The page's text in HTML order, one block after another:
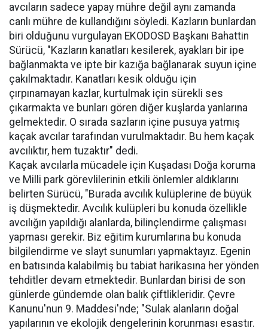
avcıların sadece yapay mühre değil aynı zamanda
canlı mühre de kullandığını söyledi. Kazların bunlardan
biri olduğunu vurgulayan EKODOSD Başkanı Bahattin
Sürücü, "Kazların kanatları kesilerek, ayakları bir ipe
bağlanmakta ve ipte bir kazığa bağlanarak suyun içine
çakılmaktadır. Kanatları kesik olduğu için
çırpınamayan kazlar, kurtulmak için sürekli ses
çıkarmakta ve bunları gören diğer kuşlarda yanlarına
gelmektedir. O sırada sazların içine pusuya yatmış
kaçak avcılar tarafından vurulmaktadır. Bu hem kaçak
avcılıktır, hem tuzaktır" dedi.
Kaçak avcılarla mücadele için Kuşadası Doğa koruma
ve Milli park görevlilerinin etkili önlemler aldıklarını
belirten Sürücü, "Burada avcılık kulüplerine de büyük
iş düşmektedir. Avcılık kulüpleri bu konuda özellikle
avcılığın yapıldığı alanlarda, bilinçlendirme çalışması
yapması gerekir. Biz eğitim kurumlarına bu konuda
bilgilendirme ve slayt sunumları yapmaktayız. Egenin
en batısında kalabilmiş bu tabiat harikasına her yönden
tehditler devam etmektedir. Bunlardan birisi de son
günlerde gündemde olan balık çiftlikleridir. Çevre
Kanunu'nun 9. Maddesi'nde; "Sulak alanların doğal
yapılarının ve ekolojik dengelerinin korunması esastır.